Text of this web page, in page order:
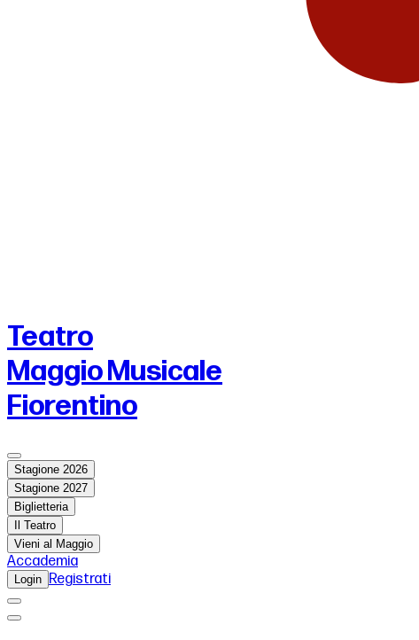
Teatro
Maggio Musicale
Fiorentino
Stagione 2026
Stagione 2027
Biglietteria
Il Teatro
Vieni al Maggio
Accademia
Login Registrati